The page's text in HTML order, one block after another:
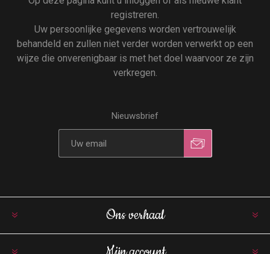
registreren.
Uw persoonlijke gegevens worden vertrouwelijk
behandeld en zullen niet verder worden verwerkt op een
wijze die onverenigbaar is met het doel waarvoor ze zijn
verkregen.
Nieuwsbrief
Ons verhaal